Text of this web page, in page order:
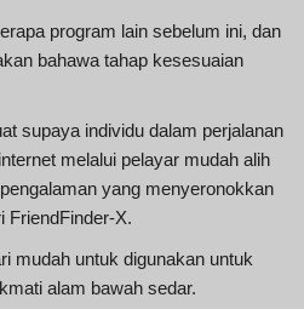
program lain sebelum ini, dan
bahawa tahap kesesuaian
supaya individu dalam perjalanan
melalui pelayar mudah alih
yang menyeronokkan
FriendFinder-X.
mudah untuk digunakan untuk
alam bawah sedar.